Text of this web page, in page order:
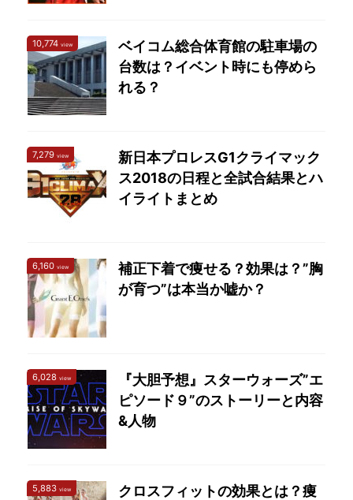
10,774 view
ベイコム総合体育館の駐車場の
台数は？イベント時にも停めら
れる？
7,279 view
新日本プロレスG1クライマック
ス2018の日程と全試合結果とハ
イライトまとめ
6,160 view
補正下着で痩せる？効果は？”胸
が育つ”は本当か嘘か？
6,028 view
『大胆予想』スターウォーズ”エ
ピソード９”のストーリーと内容
&人物
5,883 view
クロスフィットの効果とは？痩